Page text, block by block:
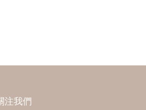
注我們